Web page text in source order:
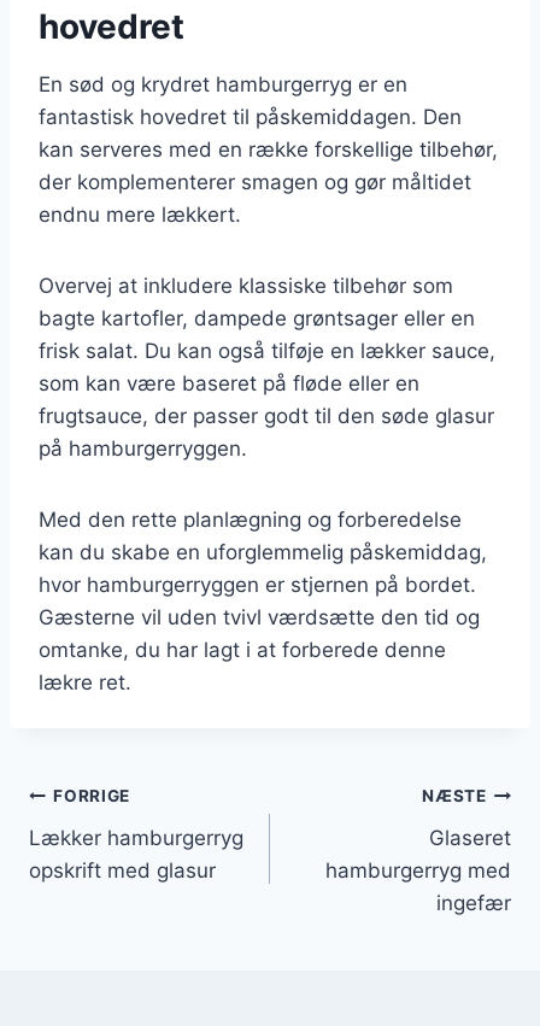
hovedret
En sød og krydret hamburgerryg er en
fantastisk hovedret til påskemiddagen. Den
kan serveres med en række forskellige tilbehør,
der komplementerer smagen og gør måltidet
endnu mere lækkert.
Overvej at inkludere klassiske tilbehør som
bagte kartofler, dampede grøntsager eller en
frisk salat. Du kan også tilføje en lækker sauce,
som kan være baseret på fløde eller en
frugtsauce, der passer godt til den søde glasur
på hamburgerryggen.
Med den rette planlægning og forberedelse
kan du skabe en uforglemmelig påskemiddag,
hvor hamburgerryggen er stjernen på bordet.
Gæsterne vil uden tvivl værdsætte den tid og
omtanke, du har lagt i at forberede denne
lækre ret.
Indlægsnavigation
FORRIGE
Lækker hamburgerryg
opskrift med glasur
NÆSTE
Glaseret
hamburgerryg med
ingefær